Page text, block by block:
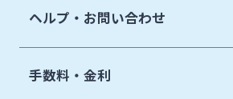
ヘルプ・お問い合わせ
手数料・金利